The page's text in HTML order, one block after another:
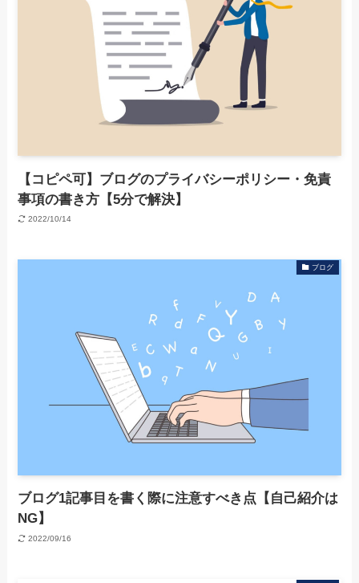
【コピペ可】ブログのプライバシーポリシー・免責
事項の書き方【5分で解決】
2022/10/14
ブログ
ブログ1記事目を書く際に注意すべき点【自己紹介は
NG】
2022/09/16